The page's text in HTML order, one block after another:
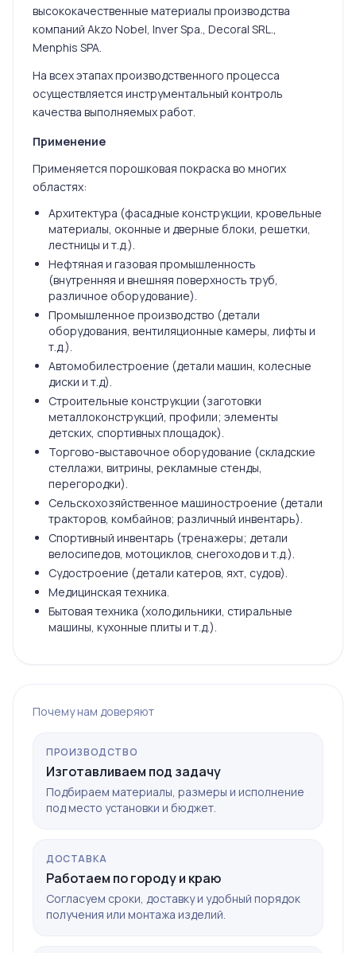
высококачественные материалы производства
компаний Akzo Nobel, Inver Spa., Decoral SRL.,
Menphis SPA.
На всех этапах производственного процесса
осуществляется инструментальный контроль
качества выполняемых работ.
Применение
Применяется порошковая покраска во многих
областях:
Архитектура (фасадные конструкции, кровельные
материалы, оконные и дверные блоки, решетки,
лестницы и т.д.).
Нефтяная и газовая промышленность
(внутренняя и внешняя поверхность труб,
различное оборудование).
Промышленное производство (детали
оборудования, вентиляционные камеры, лифты и
т.д.).
Автомобилестроение (детали машин, колесные
диски и т.д).
Строительные конструкции (заготовки
металлоконструкций, профили; элементы
детских, спортивных площадок).
Торгово-выставочное оборудование (складские
стеллажи, витрины, рекламные стенды,
перегородки).
Сельскохозяйственное машиностроение (детали
тракторов, комбайнов; различный инвентарь).
Спортивный инвентарь (тренажеры; детали
велосипедов, мотоциклов, снегоходов и т.д.).
Судостроение (детали катеров, яхт, судов).
Медицинская техника.
Бытовая техника (холодильники, стиральные
машины, кухонные плиты и т.д.).
Почему нам доверяют
ПРОИЗВОДСТВО
Изготавливаем под задачу
Подбираем материалы, размеры и исполнение
под место установки и бюджет.
ДОСТАВКА
Работаем по городу и краю
Согласуем сроки, доставку и удобный порядок
получения или монтажа изделий.